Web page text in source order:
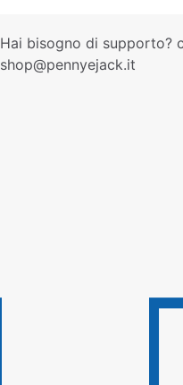
Hai bisogno di supporto?
shop@pennyejack.it